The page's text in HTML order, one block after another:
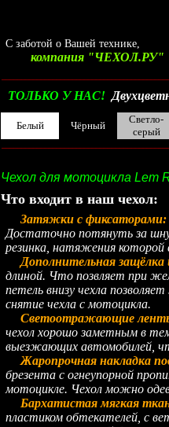
С заботой о Вашей технике,
компания "ЧЕХОЛ.РУ"
ТОЛЬКО У НАС!
Белый Чёрный
Светло-
серый
Чехол для мотоцикла Lem
Что входит в наш чехол:
Затяжки с фиксаторами:
Достаточно потянуть за
резинка, натяжения
Дополнительная
длиной. Что позвляет при
петель внизу чехла
снятие чехла с мотоцикла.
Светоотражающие
чехол хорошо заметным в
выезжающих автомобилей,
Жаропрочная накладка
брезента с огнеупорной
мотоцикле. Чехол можно
Бархатистая мягкая
пластиком обтекателей, с